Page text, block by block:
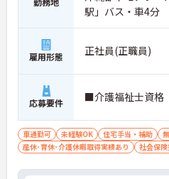
駅」バス・車4分
雇用形態 正社員(正職員)
応募要件 ■介護福祉士資格
車通勤可 未経験OK 住宅手当・補助
産休･育休･介護休暇取得実績あり
社会保